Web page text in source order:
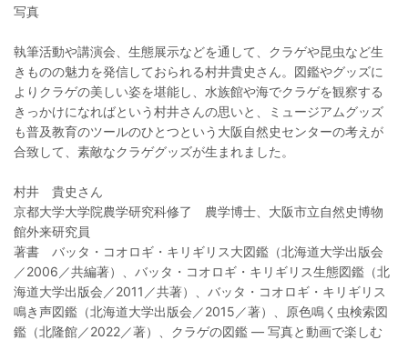
写真
執筆活動や講演会、生態展示などを通して、クラゲや昆虫など生
きものの魅力を発信しておられる村井貴史さん。図鑑やグッズに
よりクラゲの美しい姿を堪能し、水族館や海でクラゲを観察する
きっかけになればという村井さんの思いと、ミュージアムグッズ
も普及教育のツールのひとつという大阪自然史センターの考えが
合致して、素敵なクラゲグッズが生まれました。
村井 貴史さん
京都大学大学院農学研究科修了 農学博士、大阪市立自然史博物
館外来研究員
著書 バッタ・コオロギ・キリギリス大図鑑（北海道大学出版会
／2006／共編著）、バッタ・コオロギ・キリギリス生態図鑑（北
海道大学出版会／2011／共著）、バッタ・コオロギ・キリギリス
鳴き声図鑑（北海道大学出版会／2015／著）、原色鳴く虫検索図
鑑（北隆館／2022／著）、クラゲの図鑑 ― 写真と動画で楽しむ